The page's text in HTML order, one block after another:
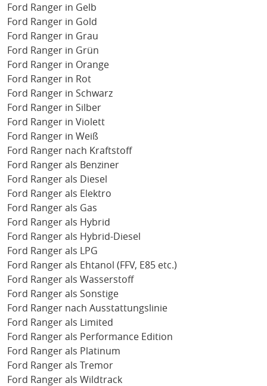
Ford Ranger in Gelb
Ford Ranger in Gold
Ford Ranger in Grau
Ford Ranger in Grün
Ford Ranger in Orange
Ford Ranger in Rot
Ford Ranger in Schwarz
Ford Ranger in Silber
Ford Ranger in Violett
Ford Ranger in Weiß
Ford Ranger nach Kraftstoff
Ford Ranger als Benziner
Ford Ranger als Diesel
Ford Ranger als Elektro
Ford Ranger als Gas
Ford Ranger als Hybrid
Ford Ranger als Hybrid-Diesel
Ford Ranger als LPG
Ford Ranger als Ehtanol (FFV, E85 etc.)
Ford Ranger als Wasserstoff
Ford Ranger als Sonstige
Ford Ranger nach Ausstattungslinie
Ford Ranger als Limited
Ford Ranger als Performance Edition
Ford Ranger als Platinum
Ford Ranger als Tremor
Ford Ranger als Wildtrack